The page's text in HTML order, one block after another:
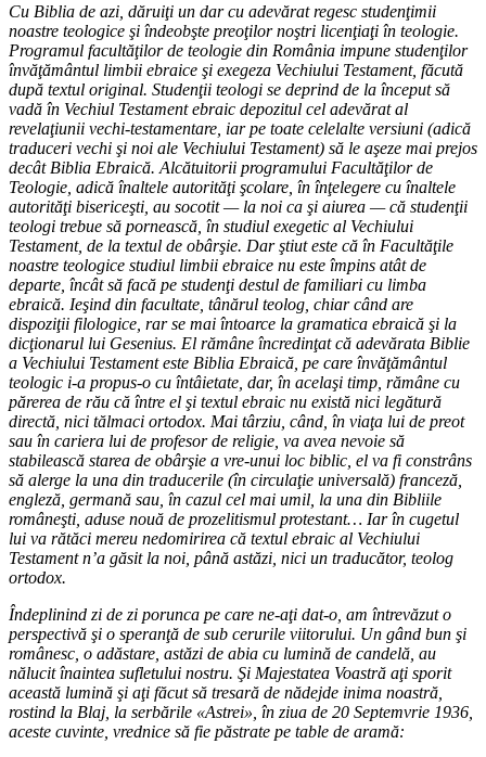
Cu Biblia de azi, dăruiţi un dar cu adevărat regesc studenţimii
noastre teologice şi îndeobşte preoţilor noştri licenţiaţi în teologie.
Programul facultăţilor de teologie din România impune studenţilor
învăţământul limbii ebraice şi exegeza Vechiului Testament, făcută
după textul original. Studenţii teologi se deprind de la început să
vadă în Vechiul Testament ebraic depozitul cel adevărat al
revelaţiunii vechi-testamentare, iar pe toate celelalte versiuni (adică
traduceri vechi şi noi ale Vechiului Testament) să le aşeze mai prejos
decât Biblia Ebraică. Alcătuitorii programului Facultăţilor de
Teologie, adică înaltele autorităţi şcolare, în înţelegere cu înaltele
autorităţi bisericeşti, au socotit — la noi ca şi aiurea — că studenţii
teologi trebue să pornească, în studiul exegetic al Vechiului
Testament, de la textul de obârşie. Dar ştiut este că în Facultăţile
noastre teologice studiul limbii ebraice nu este împins atât de
departe, încât să facă pe studenţi destul de familiari cu limba
ebraică. Ieşind din facultate, tânărul teolog, chiar când are
dispoziţii filologice, rar se mai întoarce la gramatica ebraică şi la
dicţionarul lui Gesenius. El rămâne încredinţat că adevărata Biblie
a Vechiului Testament este Biblia Ebraică, pe care învăţământul
teologic i-a propus-o cu întâietate, dar, în acelaşi timp, rămâne cu
părerea de rău că între el şi textul ebraic nu există nici legătură
directă, nici tălmaci ortodox. Mai târziu, când, în viaţa lui de preot
sau în cariera lui de profesor de religie, va avea nevoie să
stabilească starea de obârşie a vre-unui loc biblic, el va fi constrâns
să alerge la una din traducerile (în circulaţie universală) franceză,
engleză, germană sau, în cazul cel mai umil, la una din Bibliile
româneşti, aduse nouă de prozelitismul protestant… Iar în cugetul
lui va rătăci mereu nedomirirea că textul ebraic al Vechiului
Testament n’a găsit la noi, până astăzi, nici un traducător, teolog
ortodox.
Îndeplinind zi de zi porunca pe care ne-aţi dat-o, am întrevăzut o
perspectivă şi o speranţă de sub cerurile viitorului. Un gând bun şi
românesc, o adăstare, astăzi de abia cu lumină de candelă, au
nălucit înaintea sufletului nostru. Şi Majestatea Voastră aţi sporit
această lumină şi aţi făcut să tresară de nădejde inima noastră,
rostind la Blaj, la serbările «Astrei», în ziua de 20 Septemvrie 1936,
aceste cuvinte, vrednice să fie păstrate pe table de aramă: